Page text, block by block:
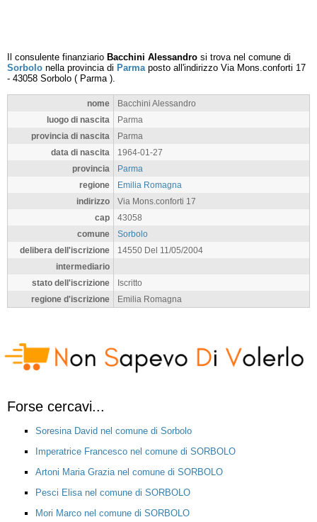
Il consulente finanziario Bacchini Alessandro si trova nel comune di
Sorbolo nella provincia di Parmaposto all'indirizzo Via Mons.conforti 17
- 43058 Sorbolo ( Parma).
nome
Bacchini Alessandro
luogo di nascita
Parma
provincia di nascita
Parma
data di nascita
1964-01-27
provincia
Parma
regione
Emilia Romagna
indirizzo
Via Mons.conforti 17
cap
43058
comune
Sorbolo
delibera dell'iscrizione
14550 Del 11/05/2004
intermediario
stato dell'iscrizione
Iscritto
regione d'iscrizione
Emilia Romagna
Forse cercavi...
Soresina David nel comune di Sorbolo
Imperatrice Francesco nel comune di SORBOLO
Artoni Maria Grazia nel comune di SORBOLO
Pesci Elisa nel comune di SORBOLO
Mori Marco nel comune di SORBOLO